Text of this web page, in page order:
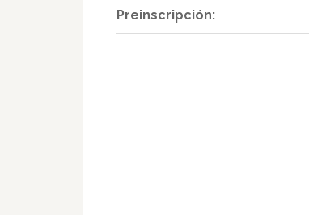
Preinscripción: